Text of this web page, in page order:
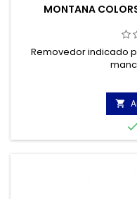
MONTANA
Removedor indicado
